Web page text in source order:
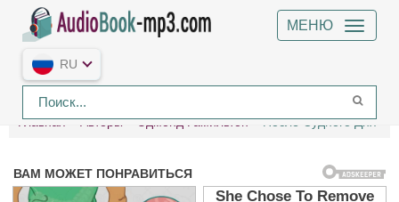
МЕНЮ
RU
Главная Авторы Эдмонд Гамильтон После Судного Дня